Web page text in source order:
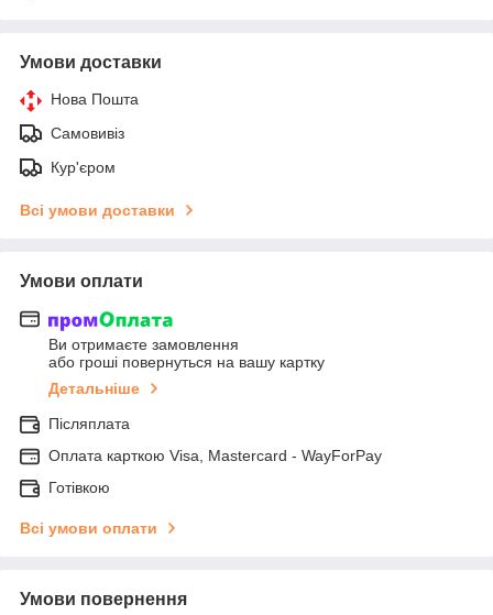
Умови доставки
Нова Пошта
Самовивіз
Кур'єром
Всі умови доставки
Умови оплати
Ви отримаєте замовлення
або гроші повернуться на вашу картку
Детальніше
Післяплата
Оплата карткою Visa, Mastercard - WayForPay
Готівкою
Всі умови оплати
Умови повернення